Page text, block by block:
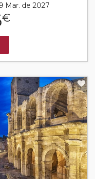
Mar. de 2027
€